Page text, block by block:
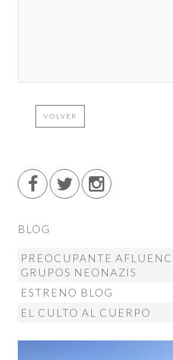
VOLVER
BLOG
PREOCUPANTE
GRUPOS NEONAZIS
ESTRENO BLOG
EL CULTO AL CUERPO